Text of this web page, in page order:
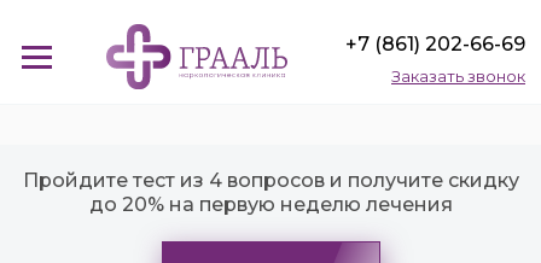
+7 (861) 202-66-69
Заказать звонок
Пройдите тест из 4 вопросов и получите скидку
до 20% на первую неделю лечения